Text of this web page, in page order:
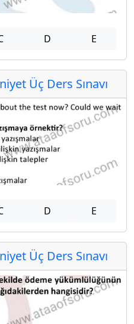
D E
Üç Ders Sınavı
D E
Üç Ders Sınavı